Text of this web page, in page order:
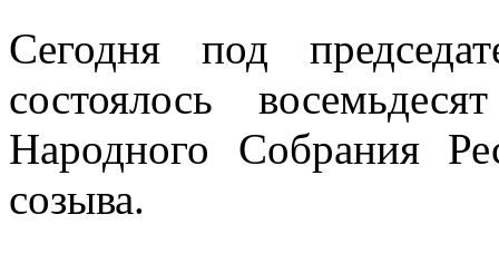
Сегодня под
состоялось
Народного Собрания
созыва.